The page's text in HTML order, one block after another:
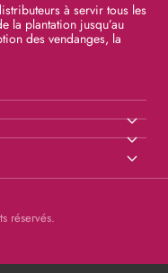
à servir tous les
la plantation jusqu’au
des vendanges, la
réservés.